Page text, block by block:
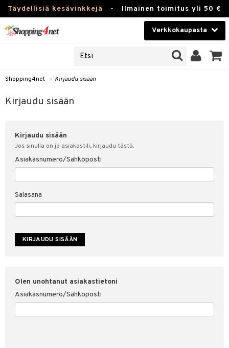
Täydellisiä kesävinkkejä - Ilmainen toimitus yli 50 €
Verkkokaupasta
Piilolinssit
Luontaistuotteet
Fitness
Koti & Sisustus
Lelut, Lapsi & Vauva
Tuotemerkkejä
Shopping4net » Kirjaudu sisään
Kirjaudu sisään
Kirjaudu sisään
Jos sinulla on jo asiakastili, kirjaudu tästä.
Asiakasnumero/Sähköposti
Salasana
Olen unohtanut asiakastietoni
Asiakasnumero/Sähköposti
sisään
& vastauksia
myyntiehdot
suojaus